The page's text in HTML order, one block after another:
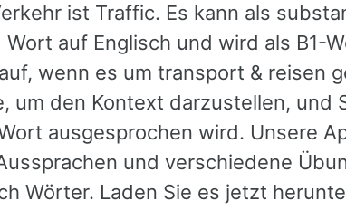
ist Traffic. Es kann als
Wort auf Englisch und wird als B1-
wenn es um transport & reisen
um den Kontext darzustellen, und
ausgesprochen wird. Unsere
und verschiedene
Wörter. Laden Sie es jetzt